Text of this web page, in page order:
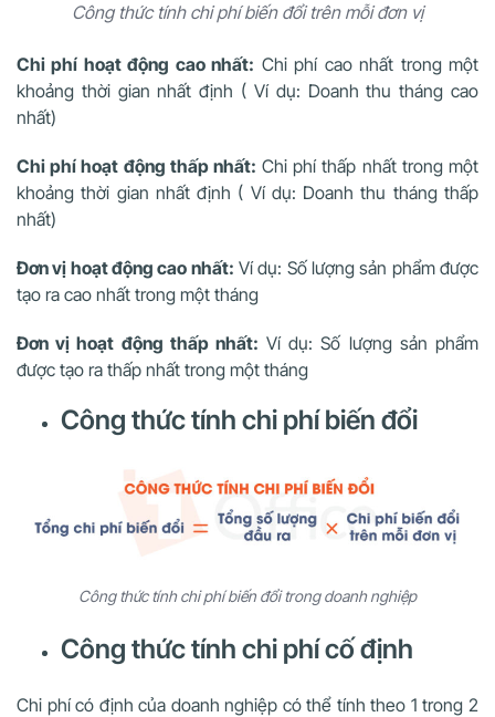
Công thức tính chi phí biến đổi trên mỗi đơn vị
Chi phí hoạt động cao nhất: Chi phí cao nhất trong một
khoảng thời gian nhất định ( Ví dụ: Doanh thu tháng cao
nhất)
Chi phí hoạt động thấp nhất: Chi phí thấp nhất trong một
khoảng thời gian nhất định ( Ví dụ: Doanh thu tháng thấp
nhất)
Đơn vị hoạt động cao nhất: Ví dụ: Số lượng sản phẩm được
tạo ra cao nhất trong một tháng
Đơn vị hoạt động thấp nhất: Ví dụ: Số lượng sản phẩm
được tạo ra thấp nhất trong một tháng
Công thức tính chi phí biến đổi
Công thức tính chi phí biến đổi trong doanh nghiệp
Công thức tính chi phí cố định
Chi phí có định của doanh nghiệp có thể tính theo 1 trong 2